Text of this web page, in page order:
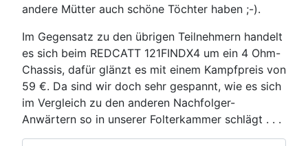
andere Mütter auch schöne Töchter haben ;-).
Im Gegensatz zu den übrigen Teilnehmern handelt
es sich beim REDCATT 121FINDX4 um ein 4 Ohm-
Chassis, dafür glänzt es mit einem Kampfpreis von
59 €. Da sind wir doch sehr gespannt, wie es sich
im Vergleich zu den anderen Nachfolger-
Anwärtern so in unserer Folterkammer schlägt . . .